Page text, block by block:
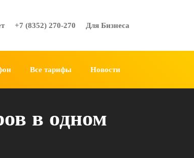
+7 (8352) 270-270 Для Бизнеса
Все тарифы Новости
в одном